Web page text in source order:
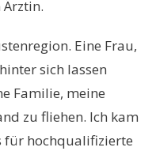
Eine Frau,
sich lassen
Familie, meine
zu fliehen. Ich kam
für hochqualifizierte